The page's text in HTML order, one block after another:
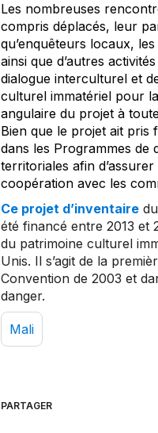
Les nombreuses
compris déplacés, leur
qu’enquêteurs locaux,
ainsi que d’autres
dialogue interculturel et
culturel immatériel pour
angulaire du projet à
Bien que le projet ait pris
dans les Programmes de
territoriales afin
coopération avec les
Ce projet d’inventaire
été financé entre 2013 et
du patrimoine culturel
Unis. Il s’agit de la
Convention de 2003 et
danger.
Mali
PARTAGER